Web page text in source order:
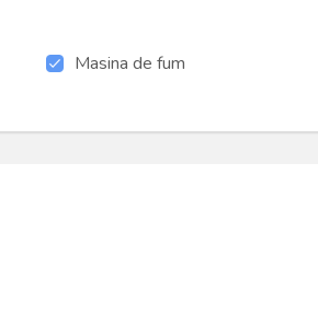
Masina de fum